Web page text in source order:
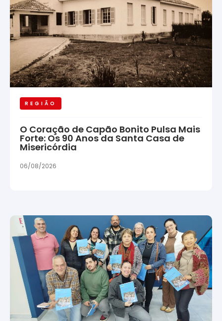
REGIÃO
O Coração de Capão Bonito Pulsa Mais
Forte: Os 90 Anos da Santa Casa de
Misericórdia
06/08/2026